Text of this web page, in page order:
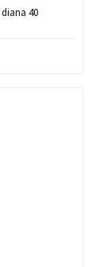
40